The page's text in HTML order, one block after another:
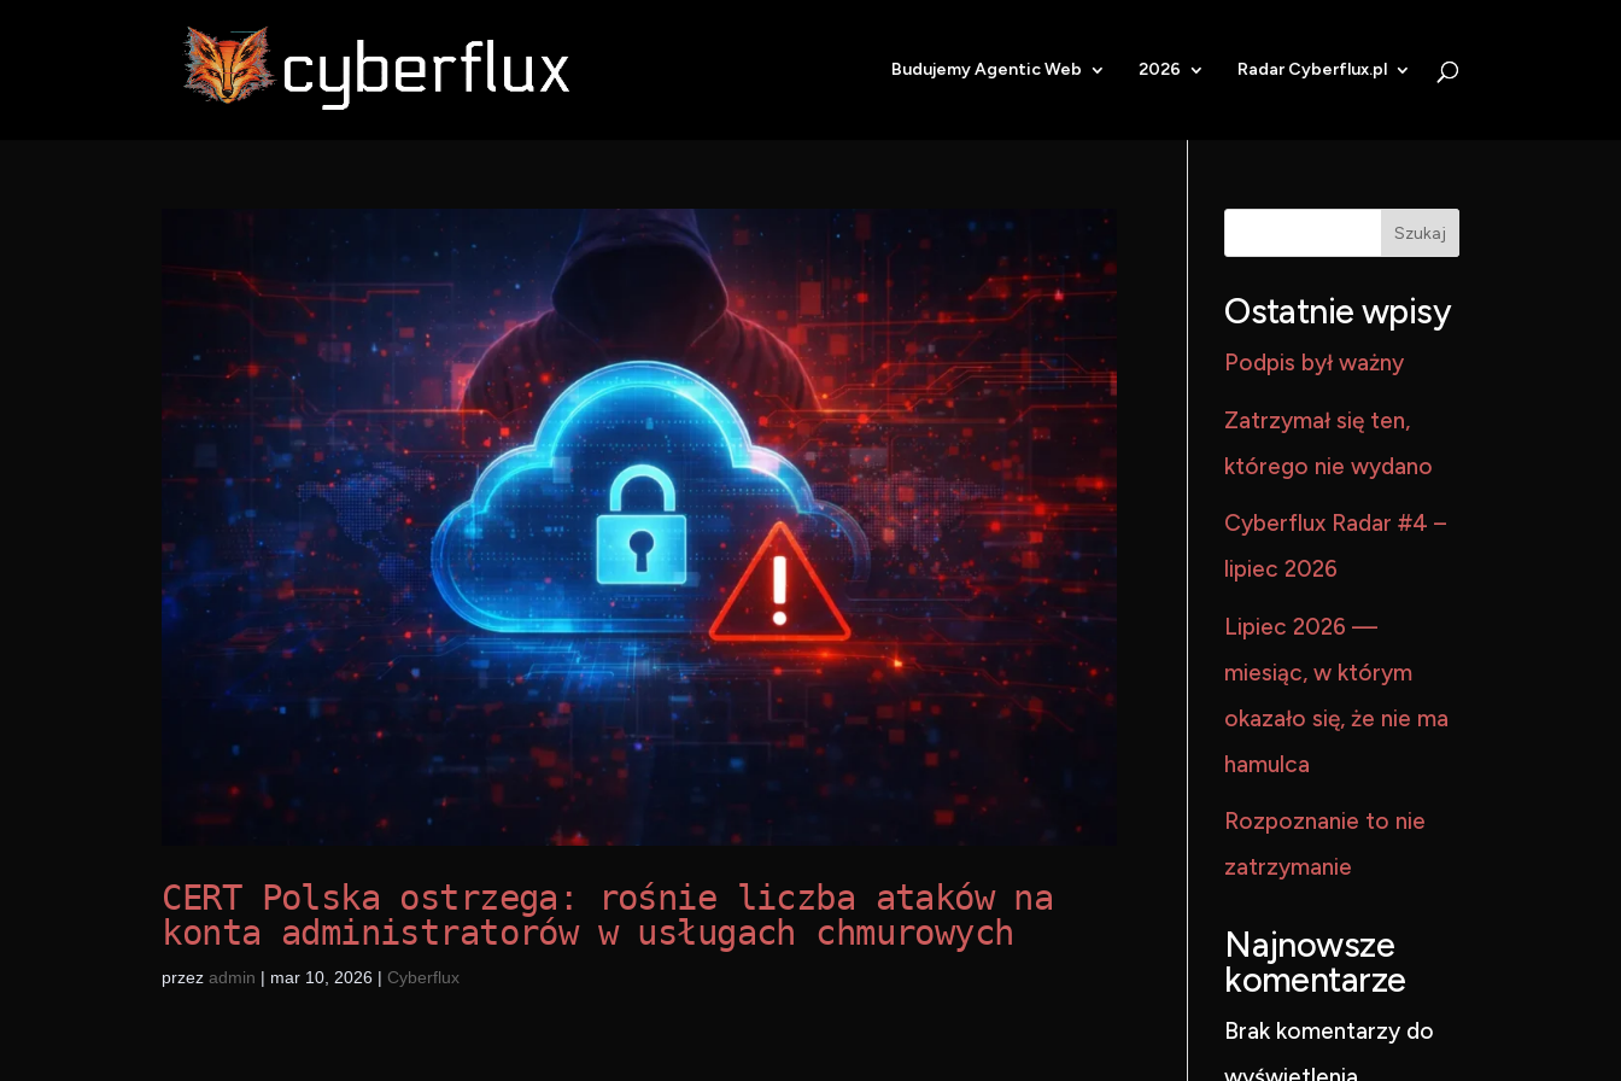
Budujemy Agentic Web 2026 Radar Cyberflux.pl
CERT Polska ostrzega: rośnie liczba ataków na
konta administratorów w usługach chmurowych
przezadmin | mar 10, 2026 | Cyberflux
Szukaj
Ostatnie wpisy
Podpis był ważny
Zatrzymał się ten,
którego nie wydano
Cyberflux Radar #4 –
lipiec 2026
Lipiec 2026 —
miesiąc, w którym
okazało się, że nie ma
hamulca
Rozpoznanie to nie
zatrzymanie
Najnowsze
komentarze
Brak komentarzy do